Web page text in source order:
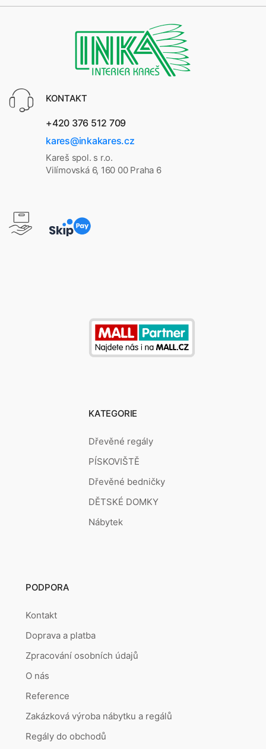
KONTAKT
+420 376 512 709
kares@inkakares.cz
Kareš spol. s r.o.
Vilímovská 6, 160 00 Praha 6
KATEGORIE
Dřevěné regály
PÍSKOVIŠTĚ
Dřevěné bedničky
DĚTSKÉ DOMKY
Nábytek
PODPORA
Kontakt
Doprava a platba
Zpracování osobních údajů
O nás
Reference
Zakázková výroba nábytku a regálů
Regály do obchodů